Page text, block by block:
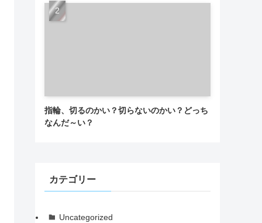
指輪、切るのかい？切らないのかい？どっち
なんだ～い？
カテゴリー
Uncategorized